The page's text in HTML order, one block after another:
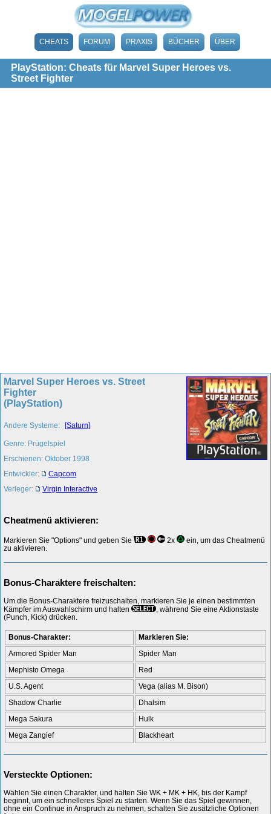
CHEATS FORUM PRAXIS BÜCHER ÜBER
PlayStation: Cheats für Marvel Super Heroes vs.
Street Fighter
Marvel Super Heroes vs. Street
Fighter
(PlayStation)
Andere Systeme: [Saturn]
Genre: Prügelspiel
Erschienen: Oktober 1998
Entwickler:
Capcom
Verleger:
Virgin Interactive
Cheatmenü aktivieren:
Markieren Sie "Options" und geben Sie 2x
ein, um das Cheatmenü
zu aktivieren.
Bonus-Charaktere freischalten:
Um die Bonus-Charaktere freizuschalten, markieren Sie je einen bestimmten
Kämpfer im Auswahlschirm und halten
, während Sie eine Aktionstaste
(Punch, Kick) drücken.
Bonus-Charakter:
Markieren Sie:
Armored Spider Man
Spider Man
Mephisto Omega
Red
U.S. Agent
Vega (alias M. Bison)
Shadow Charlie
Dhalsim
Mega Sakura
Hulk
Mega Zangief
Blackheart
Versteckte Optionen:
Wählen Sie einen Charakter, und halten Sie WK + MK + HK, bis der Kampf
beginnt, um ein schnelleres Spiel zu starten. Wenn Sie das Spiel gewinnen,
ohne ein Continue in Anspruch zu nehmen, schalten Sie zusätzliche Optionen